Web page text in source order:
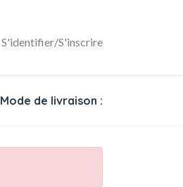
S'identifier/S'inscrire
Mode de livraison :